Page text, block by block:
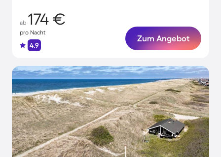
ab 174 €
pro Nacht
4.9
Zum Angebot